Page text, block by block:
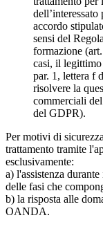
accordo
sensi del
formazione
casi, il legittimo
par. 1, lettera f
risolvere la
commerciali
del GDPR).
Per motivi di
trattamento tramite
esclusivamente:
a) l'assistenza
delle fasi che
b) la risposta alle
OANDA.